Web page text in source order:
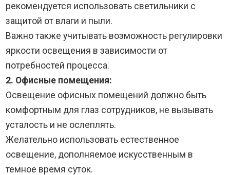
рекомендуется использовать светильники с
защитой от влаги и пыли.
Важно также учитывать возможность регулировки
яркости освещения в зависимости от
потребностей процесса.
2. Офисные помещения:
Освещение офисных помещений должно быть
комфортным для глаз сотрудников, не вызывать
усталость и не ослеплять.
Желательно использовать естественное
освещение, дополняемое искусственным в
темное время суток.